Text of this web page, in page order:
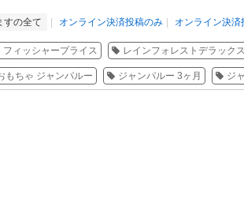
すの全て オンライン決済投稿のみ オンライン決済
フィッシャープライス レインフォレストデラック
もちゃ ジャンパルー ジャンパルー 3ヶ月 ジ